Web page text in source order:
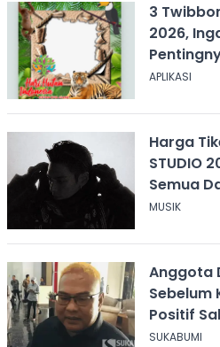
3
2026,
Hutan
APLIKASI
Harga
STUDIO
Semua
MUSIK
Anggota
Sebelum
Positif
Juga
SUKABUMI